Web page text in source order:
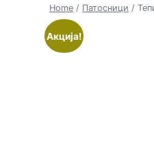
Home / Патосници /
Акција!